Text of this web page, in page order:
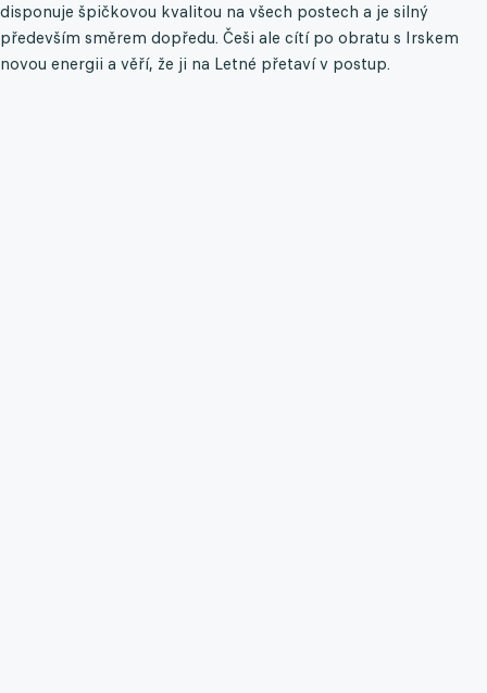
disponuje špičkovou kvalitou na všech postech a je silný
především směrem dopředu. Češi ale cítí po obratu s Irskem
novou energii a věří, že ji na Letné přetaví v postup.